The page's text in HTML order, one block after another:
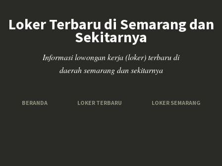
Loker Terbaru di Semarang dan
Sekitarnya
Informasi lowongan kerja (loker) terbaru di
daerah semarang dan sekitarnya
BERANDA LOKER TERBARU LOKER SEMARANG